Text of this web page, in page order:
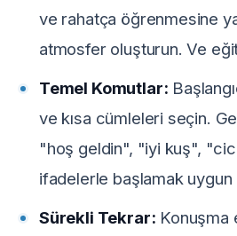
ve rahatça öğrenmesine
atmosfer oluşturun. Ve
Temel Komutlar:
ve kısa cümleleri seçin.
"hoş geldin", "iyi kuş",
ifadelerle başlamak uygun
Sürekli Tekrar: Konuşma